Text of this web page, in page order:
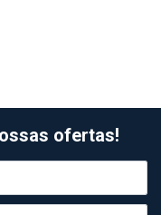
ofertas!